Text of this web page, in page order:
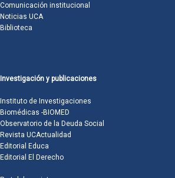
Comunicación institucional
Noticias UCA
Biblioteca
Investigación y publicaciones
Instituto de Investigaciones
Biomédicas -BIOMED
Observatorio de la Deuda Social
Revista UCActualidad
Editorial Educa
Editorial El Derecho